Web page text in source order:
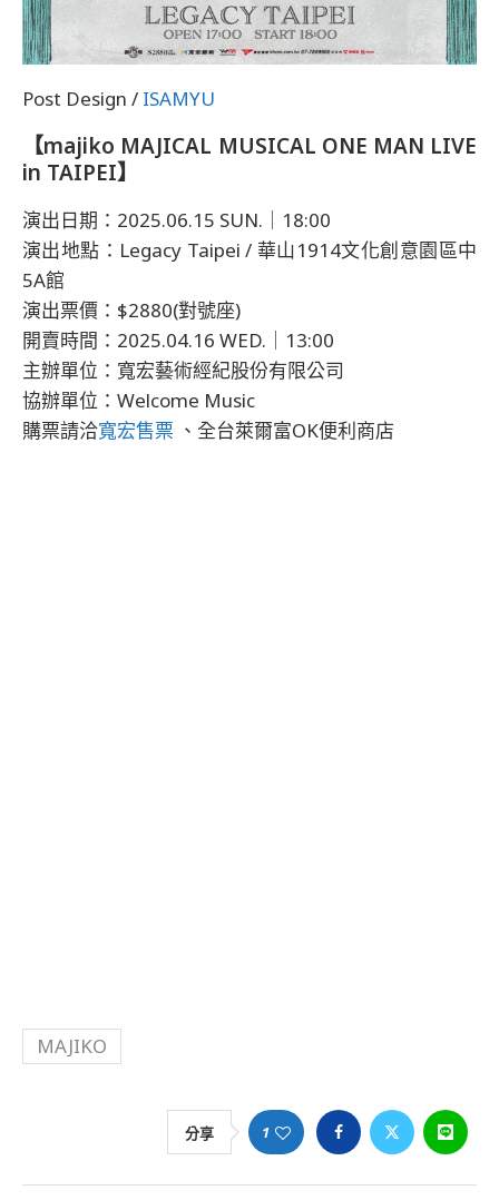
Post Design / ISAMYU
【majiko MAJICAL MUSICAL ONE MAN LIVE
in TAIPEI】
演出日期：2025.06.15 SUN.｜18:00
演出地點：Legacy Taipei / 華山1914文化創意園區中
5A館
演出票價：$2880(對號座)
開賣時間：2025.04.16 WED.｜13:00
主辦單位：寬宏藝術經紀股份有限公司
協辦單位：Welcome Music
購票請洽寬宏售票 、全台萊爾富OK便利商店
MAJIKO
分享 1